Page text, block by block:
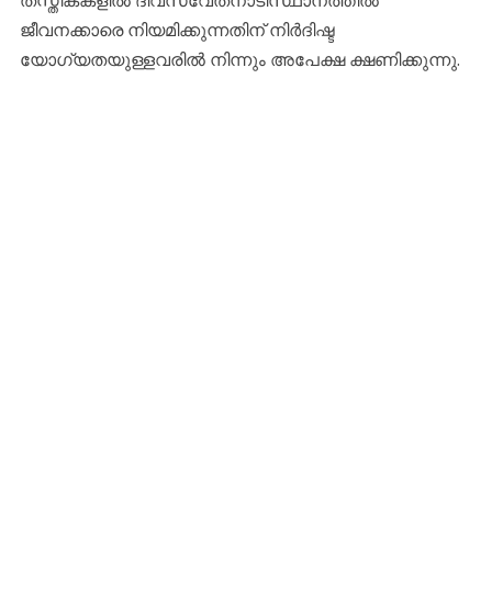
ജീവനക്കാരെ നിയമിക്കുന്നതിന് നിർദിഷ്ട
യോഗ്യതയുള്ളവരിൽ നിന്നും അപേക്ഷ ക്ഷണിക്കുന്നു.